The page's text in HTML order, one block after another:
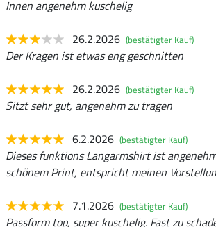
Innen angenehm kuschelig
26.2.2026 (bestätigter Kauf)
Der Kragen ist etwas eng geschnitten
26.2.2026 (bestätigter Kauf)
Sitzt sehr gut, angenehm zu tragen
6.2.2026 (bestätigter Kauf)
Dieses funktions Langarmshirt ist
schönem Print, entspricht meinen
7.1.2026 (bestätigter Kauf)
Passform top, super kuschelig. Fast zu